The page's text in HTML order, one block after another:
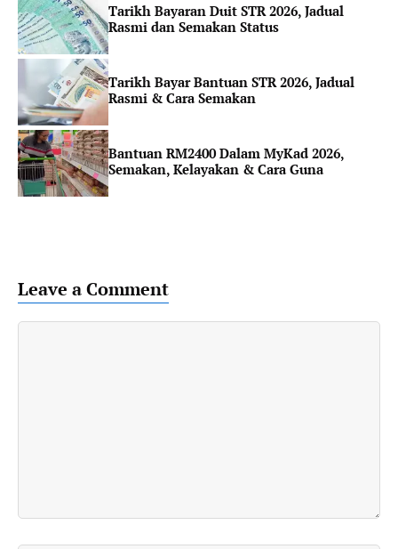
Tarikh Bayaran Duit STR 2026, Jadual
Rasmi dan Semakan Status
Tarikh Bayar Bantuan STR 2026, Jadual
Rasmi & Cara Semakan
Bantuan RM2400 Dalam MyKad 2026,
Semakan, Kelayakan & Cara Guna
Leave a Comment